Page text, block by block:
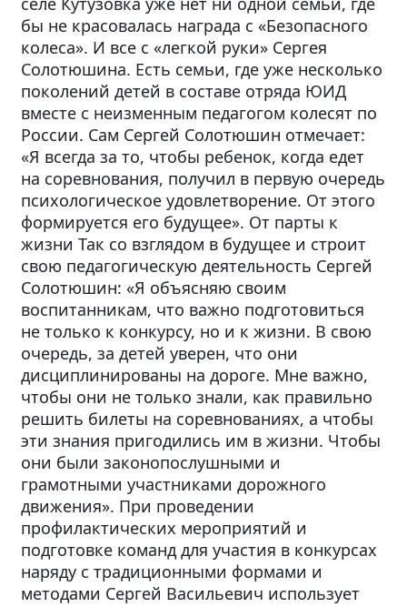
бы не красовалась награда с «Безопасного
колеса». И все с «легкой руки» Сергея
Солотюшина. Есть семьи, где уже несколько
поколений детей в составе отряда ЮИД
вместе с неизменным педагогом колесят по
России. Сам Сергей Солотюшин отмечает:
«Я всегда за то, чтобы ребенок, когда едет
на соревнования, получил в первую очередь
психологическое удовлетворение. От этого
формируется его будущее». От парты к
жизни Так со взглядом в будущее и строит
свою педагогическую деятельность Сергей
Солотюшин: «Я объясняю своим
воспитанникам, что важно подготовиться
не только к конкурсу, но и к жизни. В свою
очередь, за детей уверен, что они
дисциплинированы на дороге. Мне важно,
чтобы они не только знали, как правильно
решить билеты на соревнованиях, а чтобы
эти знания пригодились им в жизни. Чтобы
они были законопослушными и
грамотными участниками дорожного
движения». При проведении
профилактических мероприятий и
подготовке команд для участия в конкурсах
наряду с традиционными формами и
методами Сергей Васильевич использует